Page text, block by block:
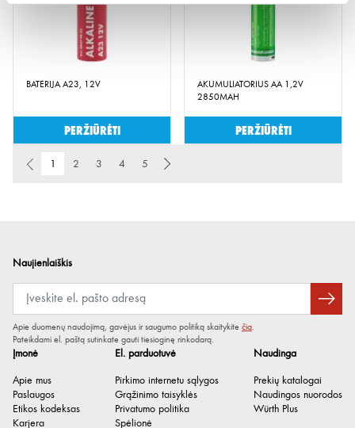
BATERIJA A23, 12V
Peržiūrėti
AKUMULIATORIUS AA 1,2V
2850MAH
Peržiūrėti
1 2 3 4 5
Įmonė
Apie mus
Paslaugos
Etikos kodeksas
Karjera
El. parduotuvė
Pirkimo internetu sąlygos
Grąžinimo taisyklės
Privatumo politika
Spėlionė
Naudinga
Prekių katalogai
Naudingos nuorodos
Würth Plus
Naujienlaiškis
Apie duomenų naudojimą, gavėjus ir saugumo politiką skaitykite čia.
Pateikdami el. paštą sutinkate gauti tiesioginę rinkodarą.